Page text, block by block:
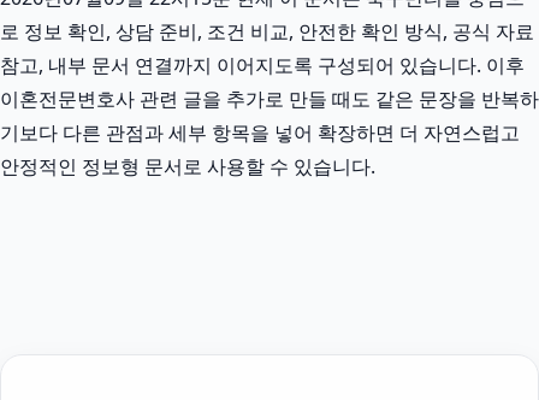
로 정보 확인, 상담 준비, 조건 비교, 안전한 확인 방식, 공식 자료
참고, 내부 문서 연결까지 이어지도록 구성되어 있습니다. 이후
이혼전문변호사 관련 글을 추가로 만들 때도 같은 문장을 반복하
기보다 다른 관점과 세부 항목을 넣어 확장하면 더 자연스럽고
안정적인 정보형 문서로 사용할 수 있습니다.